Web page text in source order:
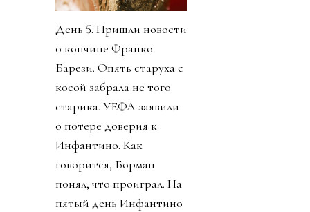
День 5. Пришли новости
о кончине Франко
Барези. Опять старуха с
косой забрала не того
старика. УЕФА заявили
о потере доверия к
Инфантино. Как
говорится, Борман
понял, что проиграл. На
пятый день Инфантино